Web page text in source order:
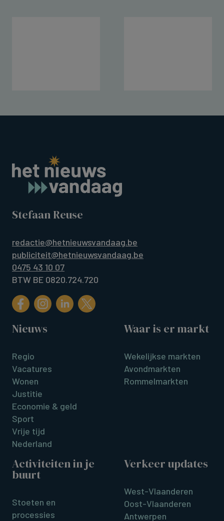
Stefaan Reuse
redactie@hetnieuwsvandaag.be
publiciteit@hetnieuwsvandaag.be
0475 43 10 07
BTW BE 0820.724.720
Nieuws
Regio
Vacatures
Wonen
Justitie
Economie & geld
Sport
Vrije tijd
Nederland
Waar is er markt
Wekelijkse markten
Avondmarkten
Rommelmarkten
Activiteiten in je
buurt
Stoeten en
processies
Verkeer updates
West-Vlaanderen
Oost-Vlaanderen
Antwerpen